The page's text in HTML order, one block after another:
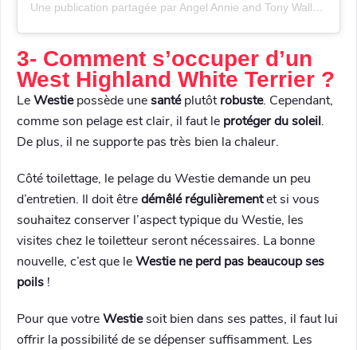
Une publication partagée par Angel Annie and Tony Wallace
3- Comment s’occuper d’un
West Highland White Terrier ?
LeWestiepossède unesantéplutôtrobuste. Cependant,
comme son pelage est clair, il faut le protéger du soleil.
De plus, il ne supporte pas très bien la chaleur.
Côté toilettage, le pelage du Westie demande un peu
d’entretien. Il doit êtredémêlé régulièrementet si vous
souhaitez conserver l’aspect typique du Westie, les
visites chez le toiletteur seront nécessaires. La bonne
nouvelle, c’est que leWestie ne perd pas beaucoup ses
poils !
Pour que votreWestiesoit bien dans ses pattes, il faut lui
offrir la possibilité de se dépenser suffisamment. Les